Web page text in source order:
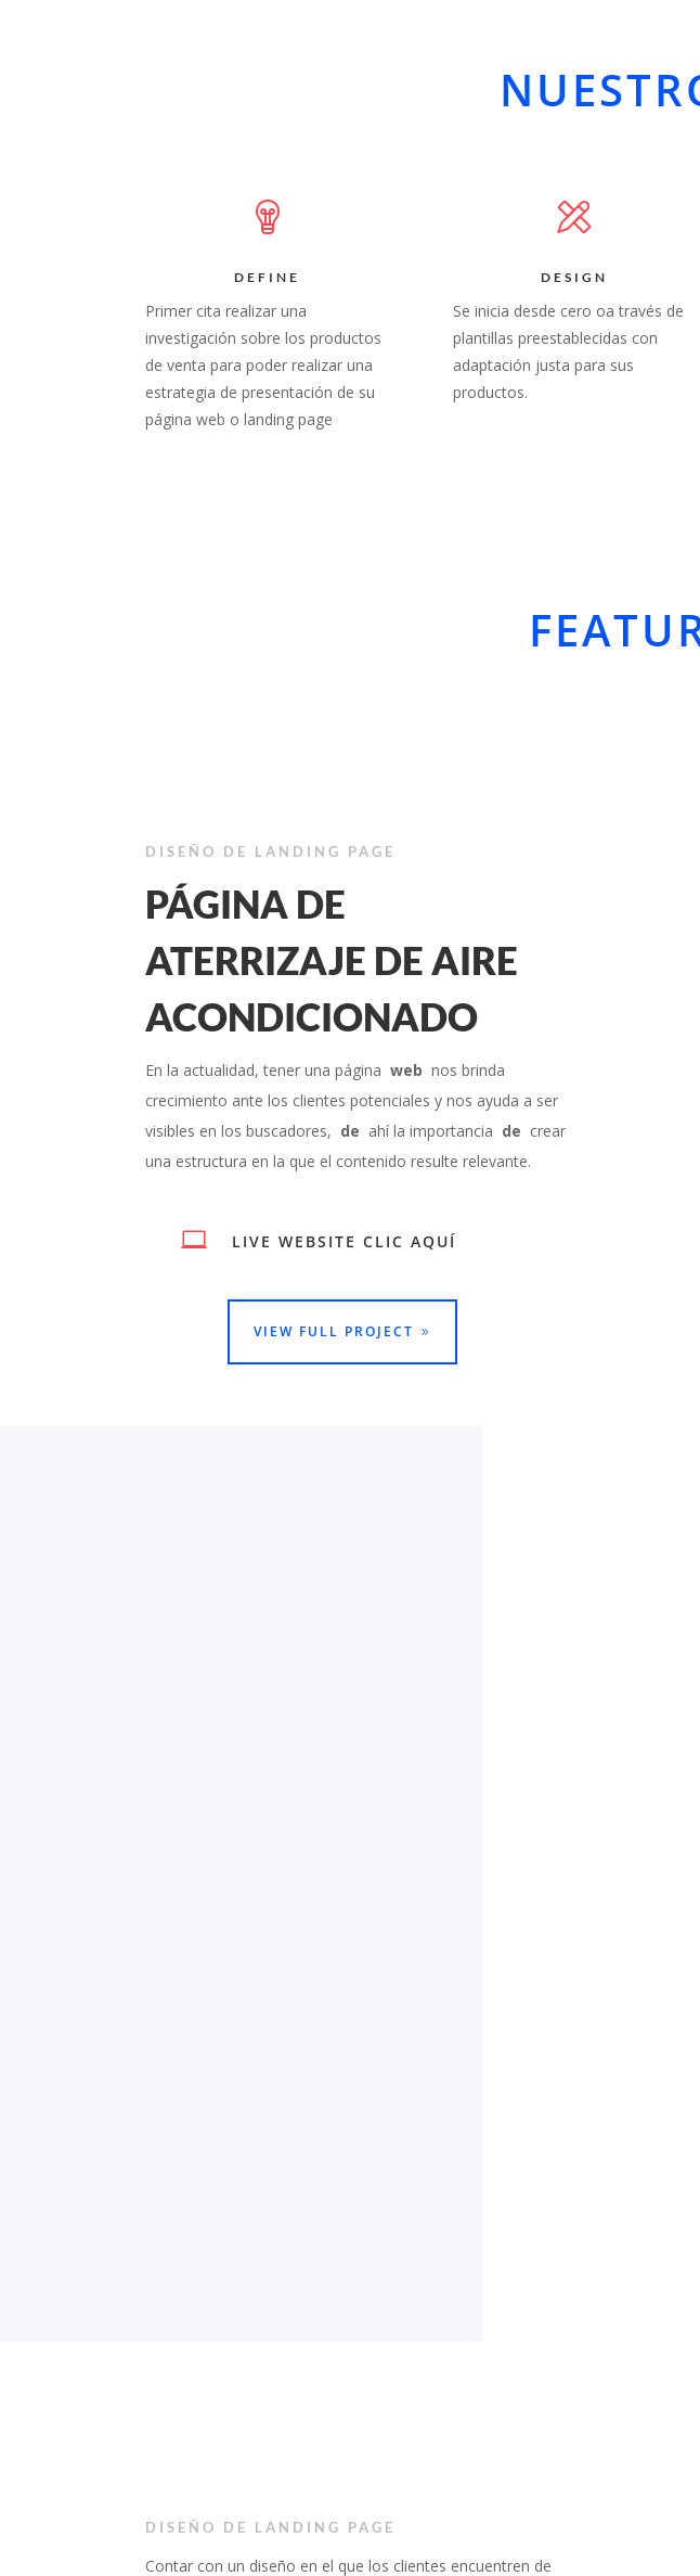
DEFINE
Primer cita realizar una
investigación sobre los productos
de venta para poder realizar una
estrategia de presentación de su
página web o landing page
DESIGN
Se inicia desde cero oa través de
plantillas preestablecidas con
adaptación justa para sus
productos.
DISEÑO DE LANDING PAGE
PÁGINA DE
ATERRIZAJE DE AIRE
ACONDICIONADO
En la actualidad, tener una páginaweb nos brinda
crecimiento ante los clientes potenciales y nos ayuda a ser
visibles en los buscadores, de ahí la importancia de crear
una estructura en la que el contenido resulte relevante.
 LIVE WEBSITE CLIC AQUÍ
VIEW FULL PROJECT
DISEÑO DE LANDING PAGE
Contar con un diseño en el que los clientes encuentren de